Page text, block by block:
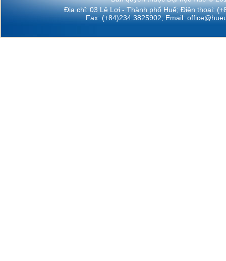
Địa chỉ: 03 Lê Lợi - Thành phố Huế; Điện thoại:
Fax: (+84)234.3825902; Email: